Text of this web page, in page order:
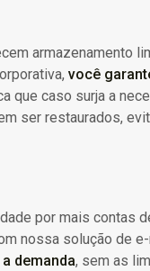
armazenamento
você
que caso surja a
ser restaurados,
por mais contas
nossa solução de
demanda, sem as